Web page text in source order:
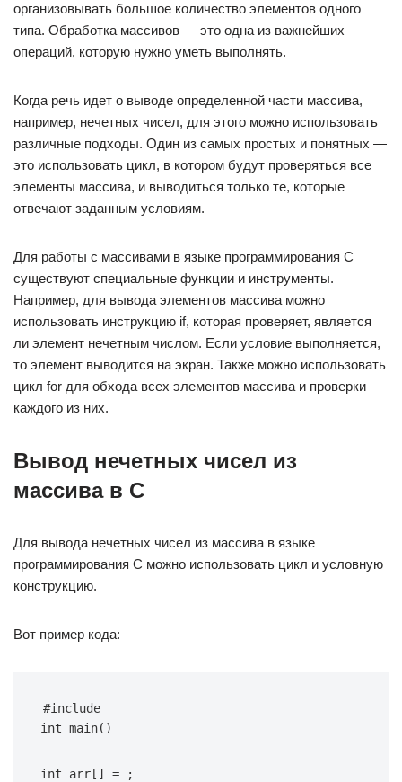
организовывать большое количество элементов одного
типа. Обработка массивов — это одна из важнейших
операций, которую нужно уметь выполнять.
Когда речь идет о выводе определенной части массива,
например, нечетных чисел, для этого можно использовать
различные подходы. Один из самых простых и понятных —
это использовать цикл, в котором будут проверяться все
элементы массива, и выводиться только те, которые
отвечают заданным условиям.
Для работы с массивами в языке программирования C
существуют специальные функции и инструменты.
Например, для вывода элементов массива можно
использовать инструкцию if, которая проверяет, является
ли элемент нечетным числом. Если условие выполняется,
то элемент выводится на экран. Также можно использовать
цикл for для обхода всех элементов массива и проверки
каждого из них.
Вывод нечетных чисел из
массива в C
Для вывода нечетных чисел из массива в языке
программирования C можно использовать цикл и условную
конструкцию.
Вот пример кода:
#include
int main()
int arr[] = ;